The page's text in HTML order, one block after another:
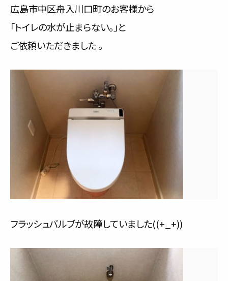
サービス内容と料金事例
料金一覧
対応事例
ご利用の流れ
対応エリア
会社紹介
広島市中区舟入川口町のお客様から
「トイレの水が止まらない。」と
ご依頼いただきました 。
フラッシュバルブが故障していました((+_+))